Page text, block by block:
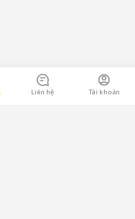
Liên hệ Tài khoản